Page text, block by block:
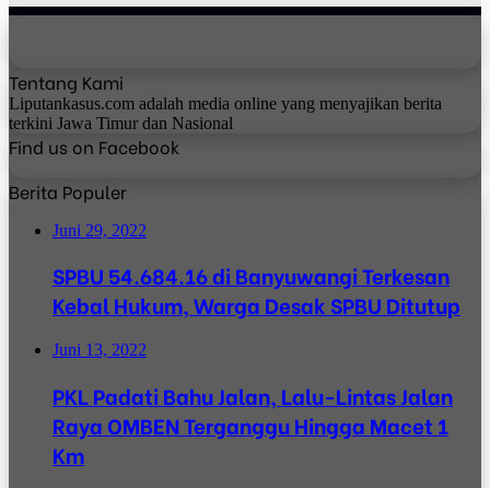
Tentang Kami
Liputankasus.com adalah media online yang menyajikan berita
terkini Jawa Timur dan Nasional
Find us on Facebook
Berita Populer
Juni 29, 2022
SPBU 54.684.16 di Banyuwangi Terkesan
Kebal Hukum, Warga Desak SPBU Ditutup
Juni 13, 2022
PKL Padati Bahu Jalan, Lalu-Lintas Jalan
Raya OMBEN Terganggu Hingga Macet 1
Km